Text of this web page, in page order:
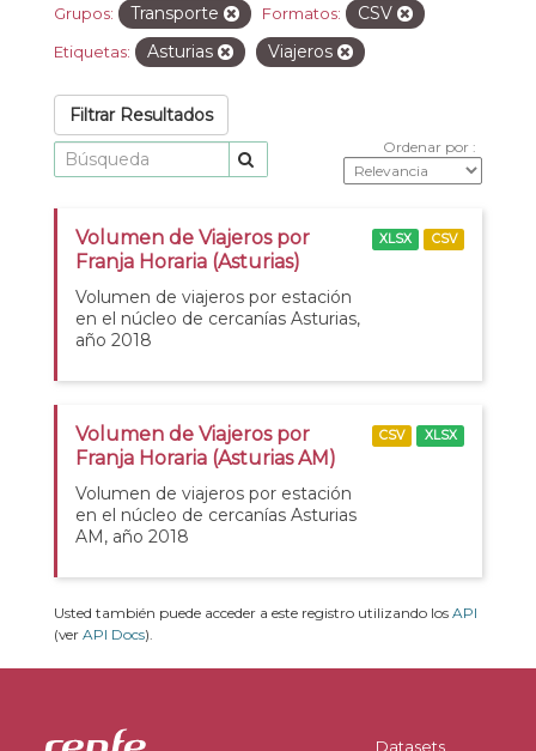
Grupos: Transporte Formatos: CSV
Etiquetas: Asturias Viajeros
Filtrar Resultados
Ordenar por
Volumen de Viajeros por
Franja Horaria (Asturias)
Volumen de viajeros por estación
en el núcleo de cercanías Asturias,
año 2018
XLSX CSV
Volumen de Viajeros por
Franja Horaria (Asturias AM)
Volumen de viajeros por estación
en el núcleo de cercanías Asturias
AM, año 2018
CSV XLSX
Usted también puede acceder a este registro utilizando los API
(ver API Docs).
Datasets